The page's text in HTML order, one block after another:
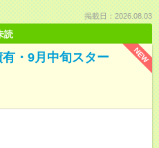
掲載日：2026.08.03
読
NEW
・9月中旬スター